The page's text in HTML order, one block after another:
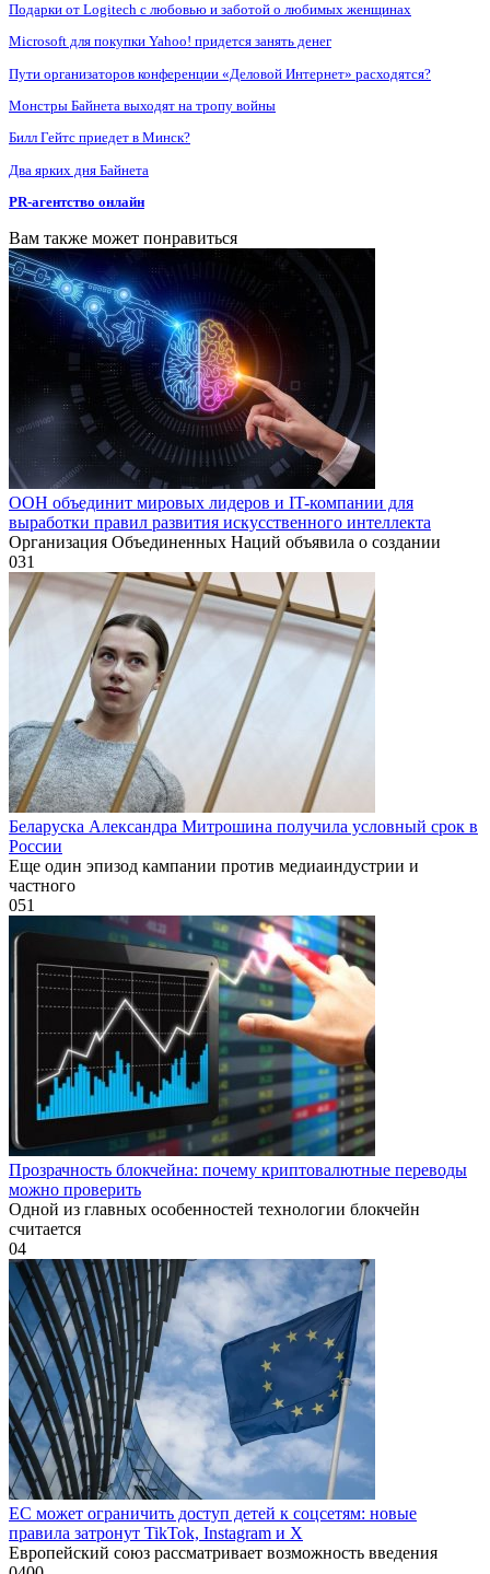
Подарки от Logitech с любовью и заботой о любимых женщинах
Microsoft для покупки Yahoo! придется занять денег
Пути организаторов конференции «Деловой Интернет» расходятся?
Монстры Байнета выходят на тропу войны
Билл Гейтс приедет в Минск?
Два ярких дня Байнета
PR-агентство онлайн
Вам также может понравиться
ООН объединит мировых лидеров и IT-компании для
выработки правил развития искусственного интеллекта
Организация Объединенных Наций объявила о создании
031
Беларуска Александра Митрошина получила условный срок в
России
Еще один эпизод кампании против медиаиндустрии и
частного
051
Прозрачность блокчейна: почему криптовалютные переводы
можно проверить
Одной из главных особенностей технологии блокчейн
считается
04
ЕС может ограничить доступ детей к соцсетям: новые
правила затронут TikTok, Instagram и X
Европейский союз рассматривает возможность введения